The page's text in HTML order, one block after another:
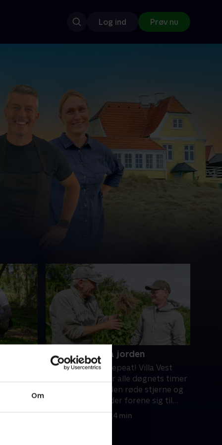
Om
Log ind Prøv nu
og
4. Begge ben på jorden
Work-eat-sleep-repeat! Villa Vest
familien dedikerer alle døgnets timer
til Villa Vest. Kan den røde stjerne og
de nordjyske rødder forene sig til
31. oktober 2024 • 14 min